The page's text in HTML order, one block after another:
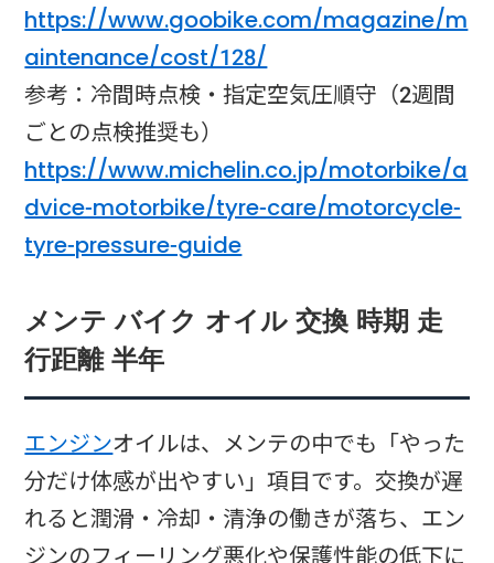
https://www.goobike.com/magazine/m
aintenance/cost/128/
参考：冷間時点検・指定空気圧順守（2週間
ごとの点検推奨も）
https://www.michelin.co.jp/motorbike/a
dvice-motorbike/tyre-care/motorcycle-
tyre-pressure-guide
メンテ バイク オイル 交換 時期 走
行距離 半年
エンジンオイルは、メンテの中でも「やった
分だけ体感が出やすい」項目です。交換が遅
れると潤滑・冷却・清浄の働きが落ち、エン
ジンのフィーリング悪化や保護性能の低下に